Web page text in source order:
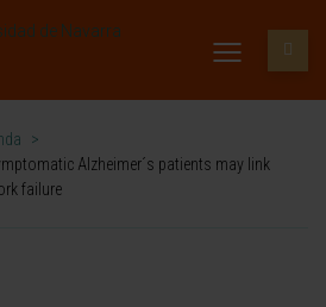
>
Alzheimer´s patients may link
failure